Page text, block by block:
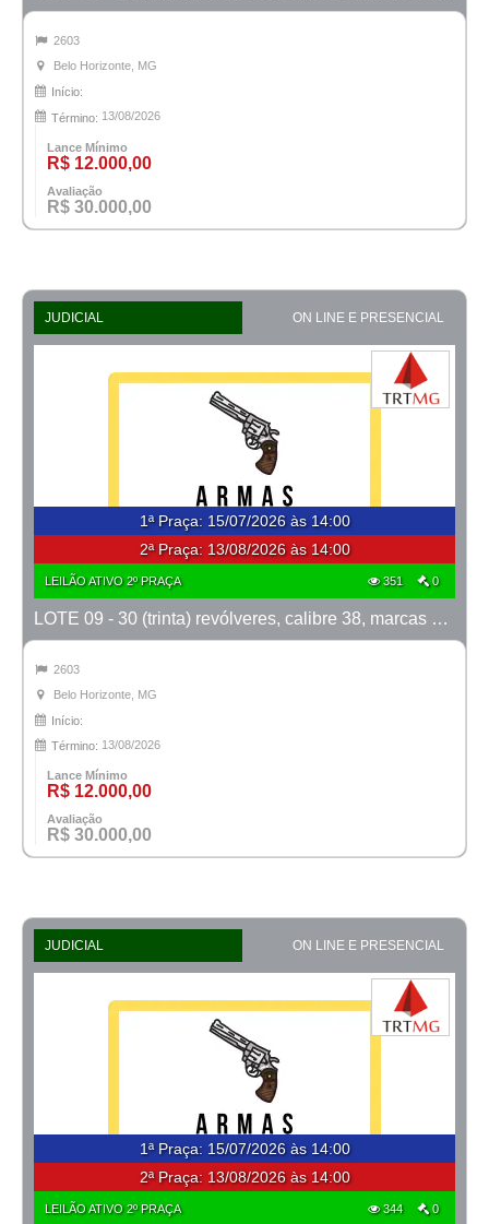
2603
Belo Horizonte, MG
Início:
Término: 13/08/2026
Lance Mínimo
R$ 12.000,00
Avaliação
R$ 30.000,00
JUDICIAL ON LINE E PRESENCIAL
1ª Praça: 15/07/2026 às 14:00
2ª Praça: 13/08/2026 às 14:00
LEILÃO ATIVO 2º PRAÇA 351 0
LOTE 09 - 30 (trinta) revólveres, calibre 38, marcas Taurus e Rossi
2603
Belo Horizonte, MG
Início:
Término: 13/08/2026
Lance Mínimo
R$ 12.000,00
Avaliação
R$ 30.000,00
JUDICIAL ON LINE E PRESENCIAL
1ª Praça: 15/07/2026 às 14:00
2ª Praça: 13/08/2026 às 14:00
LEILÃO ATIVO 2º PRAÇA 344 0